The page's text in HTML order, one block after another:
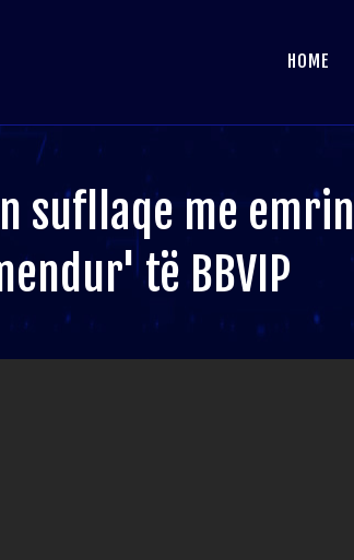
HOME
sufllaqe me emrin
të BBVIP